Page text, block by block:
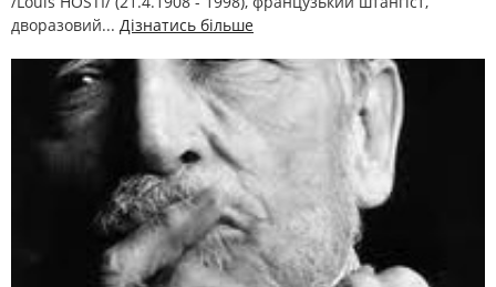
дворазовий... Дізнатись більше